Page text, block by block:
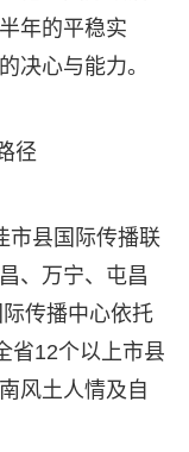
年的平稳实
决心与能力。
径
市县国际传播联
、万宁、屯昌
传播中心依托
省12个以上市县
风土人情及自